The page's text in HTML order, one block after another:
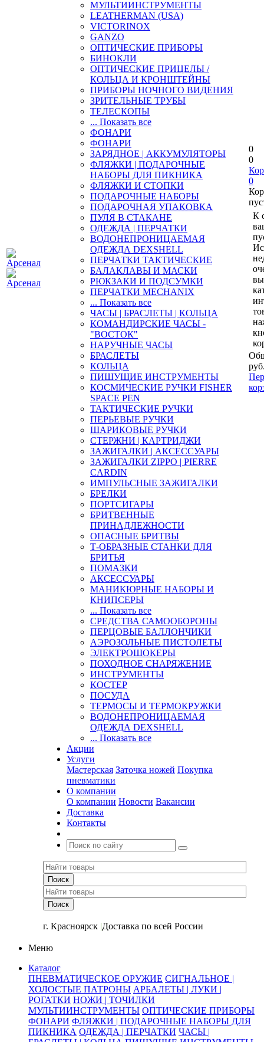
МУЛЬТИИНСТРУМЕНТЫ
LEATHERMAN (USA)
VICTORINOX
GANZO
ОПТИЧЕСКИЕ ПРИБОРЫ
БИНОКЛИ
ОПТИЧЕСКИЕ ПРИЦЕЛЫ /
КОЛЬЦА И КРОНШТЕЙНЫ
ПРИБОРЫ НОЧНОГО ВИДЕНИЯ
ЗРИТЕЛЬНЫЕ ТРУБЫ
ТЕЛЕСКОПЫ
... Показать все
ФОНАРИ
ФОНАРИ
ЗАРЯДНОЕ | АККУМУЛЯТОРЫ
ФЛЯЖКИ | ПОДАРОЧНЫЕ
НАБОРЫ ДЛЯ ПИКНИКА
ФЛЯЖКИ И СТОПКИ
ПОДАРОЧНЫЕ НАБОРЫ
ПОДАРОЧНАЯ УПАКОВКА
ПУЛЯ В СТАКАНЕ
ОДЕЖДА | ПЕРЧАТКИ
ВОДОНЕПРОНИЦАЕМАЯ
ОДЕЖДА DEXSHELL
ПЕРЧАТКИ ТАКТИЧЕСКИЕ
БАЛАКЛАВЫ И МАСКИ
РЮКЗАКИ И ПОДСУМКИ
ПЕРЧАТКИ MECHANIX
... Показать все
ЧАСЫ | БРАСЛЕТЫ | КОЛЬЦА
КОМАНДИРСКИЕ ЧАСЫ -
"ВОСТОК"
НАРУЧНЫЕ ЧАСЫ
БРАСЛЕТЫ
КОЛЬЦА
ПИШУЩИЕ ИНСТРУМЕНТЫ
КОСМИЧЕСКИЕ РУЧКИ FISHER
SPACE PEN
ТАКТИЧЕСКИЕ РУЧКИ
ПЕРЬЕВЫЕ РУЧКИ
ШАРИКОВЫЕ РУЧКИ
СТЕРЖНИ | КАРТРИДЖИ
ЗАЖИГАЛКИ | АКСЕССУАРЫ
ЗАЖИГАЛКИ ZIPPO | PIERRE
CARDIN
ИМПУЛЬСНЫЕ ЗАЖИГАЛКИ
БРЕЛКИ
ПОРТСИГАРЫ
БРИТВЕННЫЕ
ПРИНАДЛЕЖНОСТИ
ОПАСНЫЕ БРИТВЫ
Т-ОБРАЗНЫЕ СТАНКИ ДЛЯ
БРИТЬЯ
ПОМАЗКИ
АКСЕССУАРЫ
МАНИКЮРНЫЕ НАБОРЫ И
КНИПСЕРЫ
... Показать все
СРЕДСТВА САМООБОРОНЫ
ПЕРЦОВЫЕ БАЛЛОНЧИКИ
АЭРОЗОЛЬНЫЕ ПИСТОЛЕТЫ
ЭЛЕКТРОШОКЕРЫ
ПОХОДНОЕ СНАРЯЖЕНИЕ
ИНСТРУМЕНТЫ
КОСТЕР
ПОСУДА
ТЕРМОСЫ И ТЕРМОКРУЖКИ
ВОДОНЕПРОНИЦАЕМАЯ
ОДЕЖДА DEXSHELL
... Показать все
Акции
Услуги
Мастерская Заточка ножей Покупка
пневматики
О компании
О компании Новости Вакансии
Доставка
Контакты
г. Красноярск |Доставка по всей России
0
0
0
К
Меню
Каталог
ПНЕВМАТИЧЕСКОЕ ОРУЖИЕ СИГНАЛЬНОЕ |
ХОЛОСТЫЕ ПАТРОНЫ АРБАЛЕТЫ | ЛУКИ |
РОГАТКИ НОЖИ | ТОЧИЛКИ
МУЛЬТИИНСТРУМЕНТЫ ОПТИЧЕСКИЕ ПРИБОРЫ
ФОНАРИ ФЛЯЖКИ | ПОДАРОЧНЫЕ НАБОРЫ ДЛЯ
ПИКНИКА ОДЕЖДА | ПЕРЧАТКИ ЧАСЫ |